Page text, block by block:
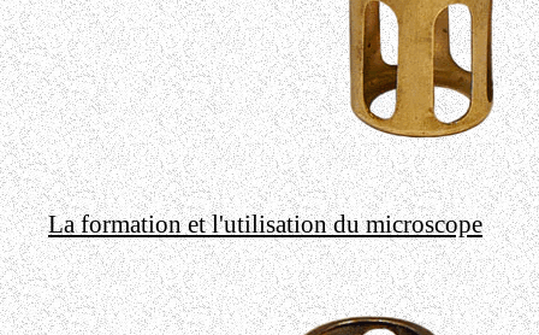
La formation et l'utilisation du microscope